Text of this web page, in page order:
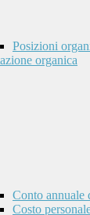
Posizioni
organica
Conto annuale
Costo